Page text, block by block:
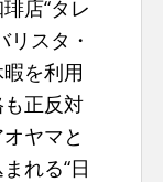
店“タレ
リスタ・
を利用
正反対
ヤマと
れる“日